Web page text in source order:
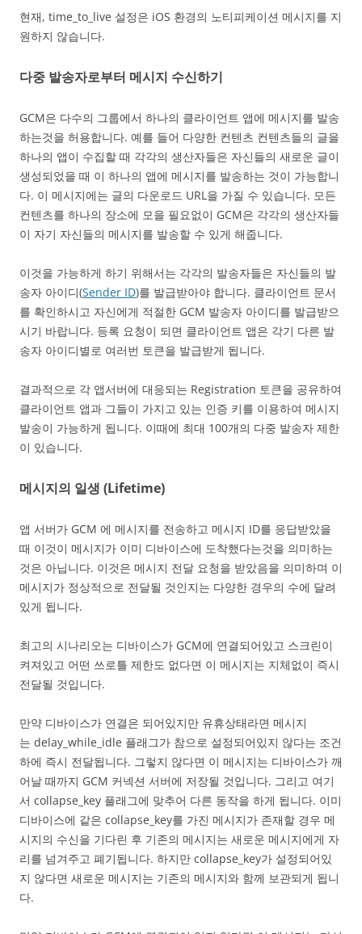
현재, time_to_live 설정은 iOS 환경의 노티피케이션 메시지를 지
원하지 않습니다.
다중 발송자로부터 메시지 수신하기
GCM은 다수의 그룹에서 하나의 클라이언트 앱에 메시지를 발송
하는것을 허용합니다. 예를 들어 다양한 컨텐츠 컨텐츠들의 글을
하나의 앱이 수집할 때 각각의 생산자들은 자신들의 새로운 글이
생성되었을 때 이 하나의 앱에 메시지를 발송하는 것이 가능합니
다. 이 메시지에는 글의 다운로드 URL을 가질 수 있습니다. 모든
컨텐츠를 하나의 장소에 모을 필요없이 GCM은 각각의 생산자들
이 자기 자신들의 메시지를 발송할 수 있게 해줍니다.
이것을 가능하게 하기 위해서는 각각의 발송자들은 자신들의 발
송자 아이디(Sender ID)를 발급받아야 합니다. 클라이언트 문서
를 확인하시고 자신에게 적절한 GCM 발송자 아이디를 발급받으
시기 바랍니다. 등록 요청이 되면 클라이언트 앱은 각기 다른 발
송자 아이디별로 여러번 토큰을 발급받게 됩니다.
결과적으로 각 앱서버에 대응되는 Registration 토큰을 공유하여
클라이언트 앱과 그들이 가지고 있는 인증 키를 이용하여 메시지
발송이 가능하게 됩니다. 이때에 최대 100개의 다중 발송자 제한
이 있습니다.
메시지의 일생 (Lifetime)
앱 서버가 GCM 에 메시지를 전송하고 메시지 ID를 응답받았을
때 이것이 메시지가 이미 디바이스에 도착했다는것을 의미하는
것은 아닙니다. 이것은 메시지 전달 요청을 받았음을 의미하며 이
메시지가 정상적으로 전달될 것인지는 다양한 경우의 수에 달려
있게 됩니다.
최고의 시나리오는 디바이스가 GCM에 연결되어있고 스크린이
켜져있고 어떤 쓰로틀 제한도 없다면 이 메시지는 지체없이 즉시
전달될 것입니다.
만약 디바이스가 연결은 되어있지만 유휴상태라면 메시지
는 delay_while_idle 플래그가 참으로 설정되어있지 않다는 조건
하에 즉시 전달됩니다. 그렇지 않다면 이 메시지는 디바이스가 깨
어날 때까지 GCM 커넥션 서버에 저장될 것입니다. 그리고 여기
서 collapse_key 플래그에 맞추어 다른 동작을 하게 됩니다. 이미
디바이스에 같은 collapse_key를 가진 메시지가 존재할 경우 메
시지의 수신을 기다린 후 기존의 메시지는 새로운 메시지에게 자
리를 넘겨주고 폐기됩니다. 하지만 collapse_key가 설정되어있
지 않다면 새로운 메시지는 기존의 메시지와 함께 보관되게 됩니
다.